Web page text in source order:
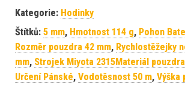
Kategorie: Hodinky
Štítků: 5 mm, Hmotnost 114 g, Pohon
Rozměr pouzdra 42 mm, Rychlostěžejky
mm, Strojek Miyota 2315Materiál
Určení Pánské, Vodotěsnost 50 m, Výška